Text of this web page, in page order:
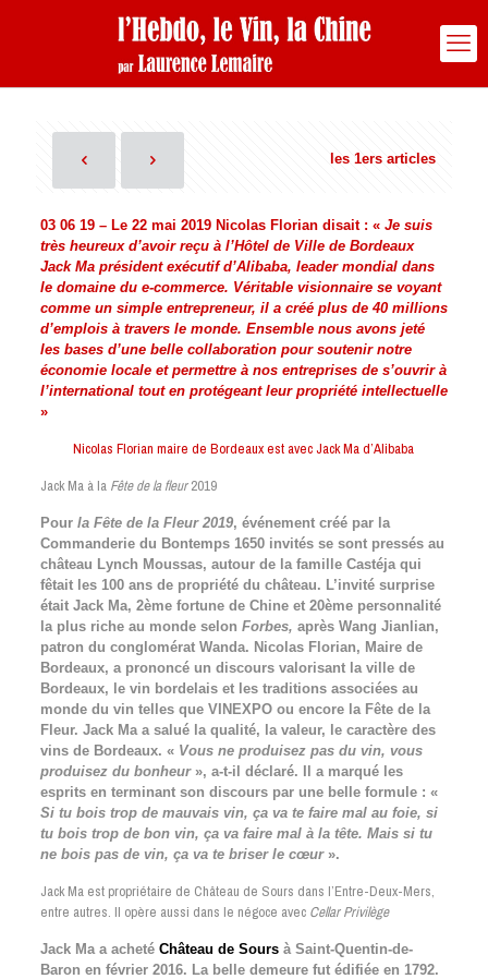
les 1ers articles
03 06 19 – Le 22 mai 2019 Nicolas Florian disait : « Je suis
très heureux d’avoir reçu à l’Hôtel de Ville de Bordeaux
Jack Ma président exécutif d’Alibaba, leader mondial dans
le domaine du e-commerce. Véritable visionnaire se voyant
comme un simple entrepreneur, il a créé plus de 40 millions
d’emplois à travers le monde. Ensemble nous avons jeté
les bases d’une belle collaboration pour soutenir notre
économie locale et permettre à nos entreprises de s’ouvrir à
l’international tout en protégeant leur propriété intellectuelle
»
Nicolas Florian maire de Bordeaux est avec Jack Ma d’Alibaba
Jack Ma à la Fête de la fleur2019
Pourla Fête de la Fleur 2019, événement créé par la
Commanderie du Bontemps 1650 invités se sont pressés au
château Lynch Moussas, autour de la famille Castéja qui
fêtait les 100 ans de propriété du château. L’invité surprise
était Jack Ma, 2ème fortune de Chine et 20ème personnalité
la plus riche au monde selon Forbes, après Wang Jianlian,
patron du conglomérat Wanda. Nicolas Florian, Maire de
Bordeaux, a prononcé un discours valorisant la ville de
Bordeaux, le vin bordelais et les traditions associées au
monde du vin telles que VINEXPO ou encore la Fête de la
Fleur. Jack Ma a salué la qualité, la valeur, le caractère des
vins de Bordeaux. « Vous ne produisez pas du vin, vous
produisez du bonheur», a-t-il déclaré. Il a marqué les
esprits en terminant son discours par une belle formule : «
Si tu bois trop de mauvais vin, ça va te faire mal au foie, si
tu bois trop de bon vin, ça va faire mal à la tête. Mais si tu
ne bois pas de vin, ça va te briser le cœur».
Jack Ma est propriétaire de Château de Sours dans l’Entre-Deux-Mers,
entre autres. Il opère aussi dans le négoce avec Cellar Privilège
Jack Ma a acheté Château de Soursà Saint-Quentin-de-
Baron en février 2016. La belle demeure fut édifiée en 1792.